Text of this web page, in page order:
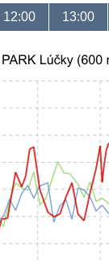
12:00 13:00